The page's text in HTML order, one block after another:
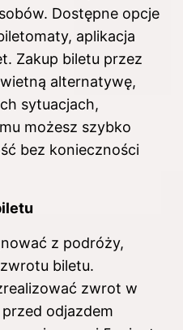
Dostępne opcje
aplikacja
Zakup biletu przez
alternatywę,
sytuacjach,
możesz szybko
bez konieczności
z podróży,
biletu.
zwrot w
odjazdem